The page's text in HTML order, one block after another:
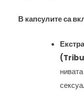
В капсулите са